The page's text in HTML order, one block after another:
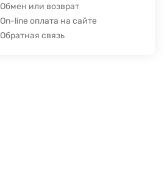
Обмен или возврат
On-line оплата на сайте
Обратная связь